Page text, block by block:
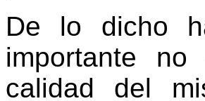
De lo dicho
importante
calidad del